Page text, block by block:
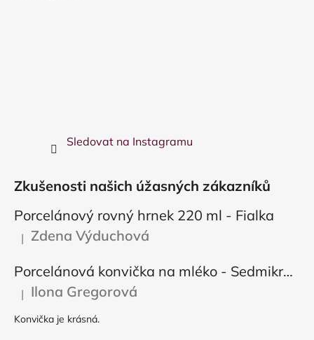
Sledovat na Instagramu
Zkušenosti našich úžasných zákazníků
Porcelánový rovný hrnek 220 ml - Fialka
Hodnocení produktu je 5 z 5 hvězdiček.
| Zdena Výduchová
Porcelánová konvička na mléko - Sedmikráska
Hodnocení produktu je 5 z 5 hvězdiček.
| Ilona Gregorová
Konvička je krásná.